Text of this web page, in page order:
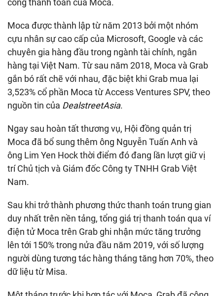
cổng thanh toán của Moca.
Moca được thành lập từ năm 2013 bởi một nhóm
cựu nhân sự cao cấp của Microsoft, Google và các
chuyên gia hàng đầu trong ngành tài chính, ngân
hàng tại Việt Nam. Từ sau năm 2018, Moca và Grab
gắn bó rất chẽ với nhau, đặc biệt khi Grab mua lại
3,523% cổ phần Moca từ Access Ventures SPV, theo
nguồn tin của DealstreetAsia.
Ngay sau hoàn tất thương vụ, Hội đồng quản trị
Moca đã bổ sung thêm ông Nguyễn Tuấn Anh và
ông Lim Yen Hock thời điểm đó đang lần lượt giữ vị
trí Chủ tịch và Giám đốc Công ty TNHH Grab Việt
Nam.
Sau khi trở thành phương thức thanh toán trung gian
duy nhất trên nền tảng, tổng giá trị thanh toán qua ví
điện tử Moca trên Grab ghi nhận mức tăng trưởng
lên tới 150% trong nửa đầu năm 2019, với số lượng
người dùng tương tác hàng tháng tăng hơn 70%, theo
dữ liệu từ Misa.